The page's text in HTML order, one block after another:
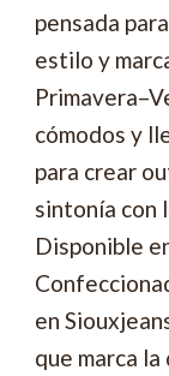
pensada
estilo y
cómodos y
para crear
sintonía con
Disponible
en
que marca